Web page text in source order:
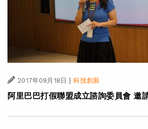
2017年09月18日 | 科技創新
阿里巴巴打假聯盟成立諮詢委員會 邀